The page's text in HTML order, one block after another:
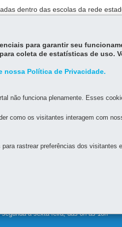
dentro das escolas da rede
conformeeditalpublicado
DA EDUCAÇÃO
a sexta-feira, das 8h às 18h
para garantir seu
coleta de estatísticas de uso.
nossa Política de Privacidade.
não funciona plenamente. Esses
como os visitantes interagem com
rastrear preferências dos